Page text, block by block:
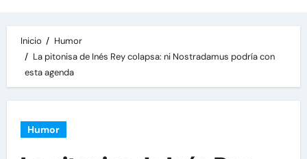
Inicio
Humor
La pitonisa de Inés Rey colapsa: ni Nostradamus podría con
esta agenda
Humor